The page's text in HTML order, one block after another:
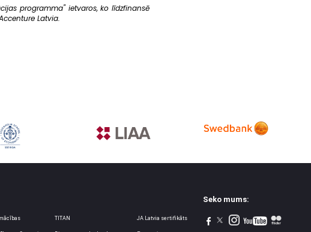
programma" ietvaros, ko līdzfinansē
Latvia.
TITAN JA Latvia sertifikāts
Seko mums: